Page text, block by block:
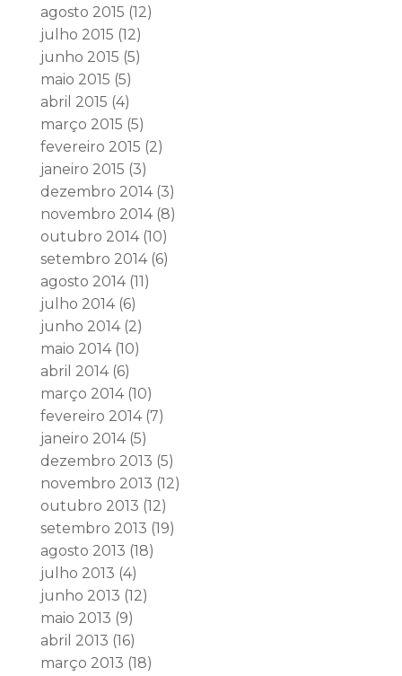
agosto 2015 (12)
julho 2015 (12)
junho 2015 (5)
maio 2015 (5)
abril 2015 (4)
março 2015 (5)
fevereiro 2015 (2)
janeiro 2015 (3)
dezembro 2014(3)
novembro 2014(8)
outubro 2014(10)
setembro 2014(6)
agosto 2014(11)
julho 2014(6)
junho 2014(2)
maio 2014(10)
abril 2014(6)
março 2014(10)
fevereiro 2014(7)
janeiro 2014(5)
dezembro 2013 (5)
novembro 2013 (12)
outubro 2013 (12)
setembro 2013 (19)
agosto 2013 (18)
julho 2013 (4)
junho 2013 (12)
maio 2013 (9)
abril 2013 (16)
março 2013 (18)